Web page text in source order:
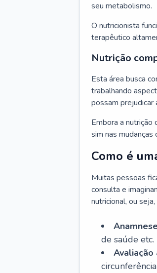
seu metabolismo.
O nutricionista
terapêutico
Nutrição
Esta área busca
trabalhando
possam prejudicar
Embora a nutrição
sim nas
Como é
Muitas pessoas
consulta e
nutricional, ou
de saúde etc.